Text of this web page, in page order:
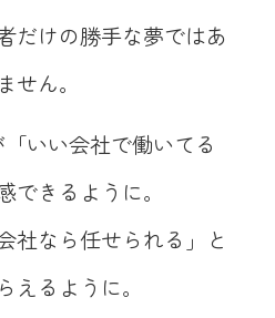
だけの勝手な夢ではあ
せん。
いい会社で働いてる
できるように。
社なら任せられる」と
えるように。